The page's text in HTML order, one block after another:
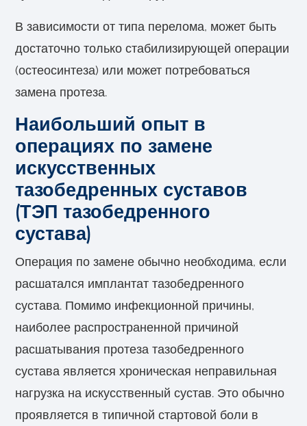
В зависимости от типа перелома, может быть
достаточно только стабилизирующей операции
(остеосинтеза) или может потребоваться
замена протеза.
Наибольший опыт в
операциях по замене
искусственных
тазобедренных суставов
(ТЭП тазобедренного
сустава)
Операция по замене обычно необходима, если
расшатался имплантат тазобедренного
сустава. Помимо инфекционной причины,
наиболее распространенной причиной
расшатывания протеза тазобедренного
сустава является хроническая неправильная
нагрузка на искусственный сустав. Это обычно
проявляется в типичной стартовой боли в